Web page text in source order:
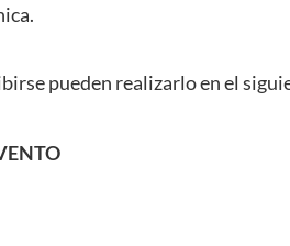
pueden realizarlo en el